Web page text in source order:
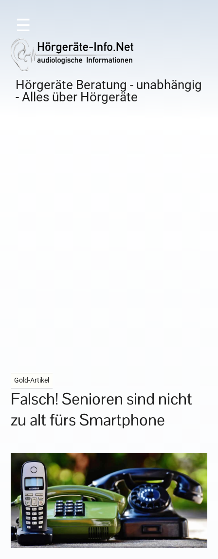
☰
Hörgeräte Beratung - unabhängig
- Alles über Hörgeräte
Gold-Artikel
Falsch! Senioren sind nicht
zu alt fürs Smartphone